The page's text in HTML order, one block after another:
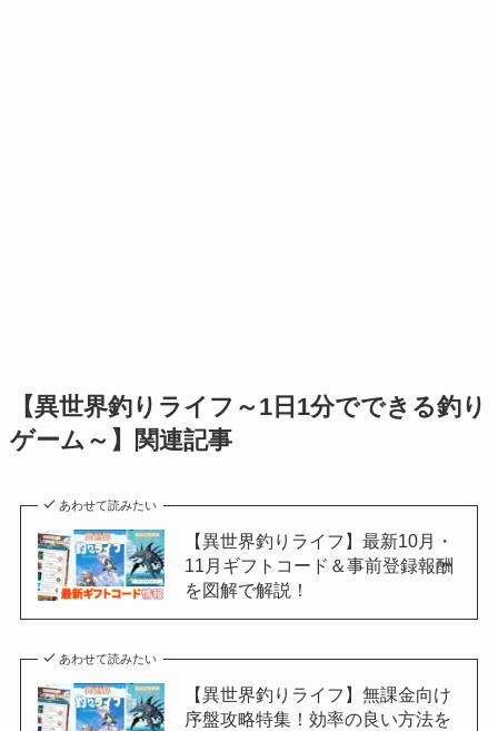
【異世界釣りライフ～1日1分でできる釣り
ゲーム～】関連記事
あわせて読みたい
【異世界釣りライフ】最新10月・
11月ギフトコード＆事前登録報酬
を図解で解説！
あわせて読みたい
【異世界釣りライフ】無課金向け
序盤攻略特集！効率の良い方法を